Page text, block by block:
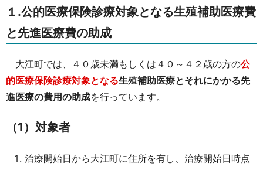
１.公的医療保険診療対象となる生殖補助医療費
と先進医療費の助成
大江町では、４０歳未満もしくは４０～４２歳の方の公
的医療保険診療対象となる生殖補助医療とそれにかかる先
進医療の費用の助成を行っています。
（1）対象者
治療開始日から大江町に住所を有し、治療開始日時点